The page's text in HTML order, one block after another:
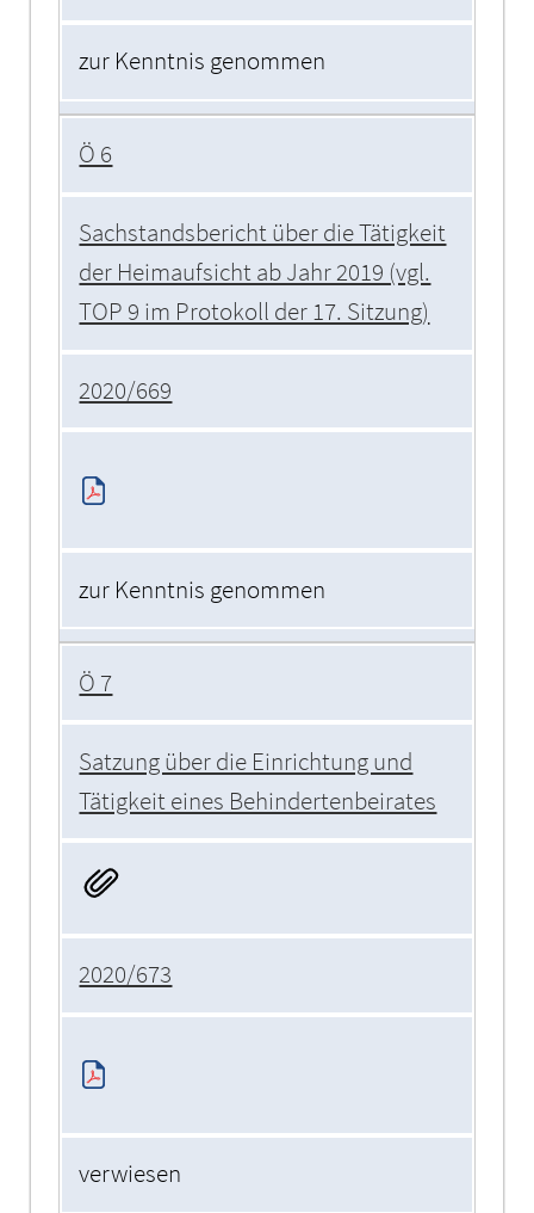
zur Kenntnis genommen
Ö 6
Sachstandsbericht über die Tätigkeit
der Heimaufsicht ab Jahr 2019 (vgl.
TOP 9 im Protokoll der 17. Sitzung)
2020/669
zur Kenntnis genommen
Ö 7
Satzung über die Einrichtung und
Tätigkeit eines Behindertenbeirates
2020/673
verwiesen